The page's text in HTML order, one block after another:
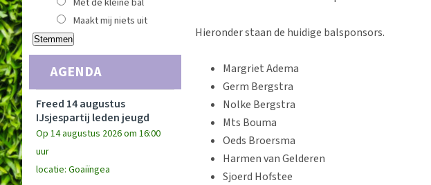
Maakt mij niets uit
AGENDA
Freed 14 augustus
IJsjespartij leden jeugd
Op 14 augustus 2026 om 16:00
uur
locatie: Goaiïngea
Hieronder staan de huidige balsponsors.
Margriet Adema
Germ Bergstra
Nolke Bergstra
Mts Bouma
Oeds Broersma
Harmen van Gelderen
Sjoerd Hofstee